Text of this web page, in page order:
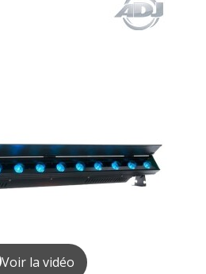
Voir la vidéo